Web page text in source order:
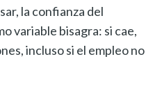
la confianza del
variable bisagra: si cae,
incluso si el empleo no